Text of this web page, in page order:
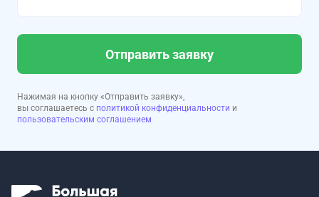
Отправить заявку
Нажимая на кнопку «Отправить заявку»,
вы соглашаетесь с политикой конфиденциальности и
пользовательским соглашением